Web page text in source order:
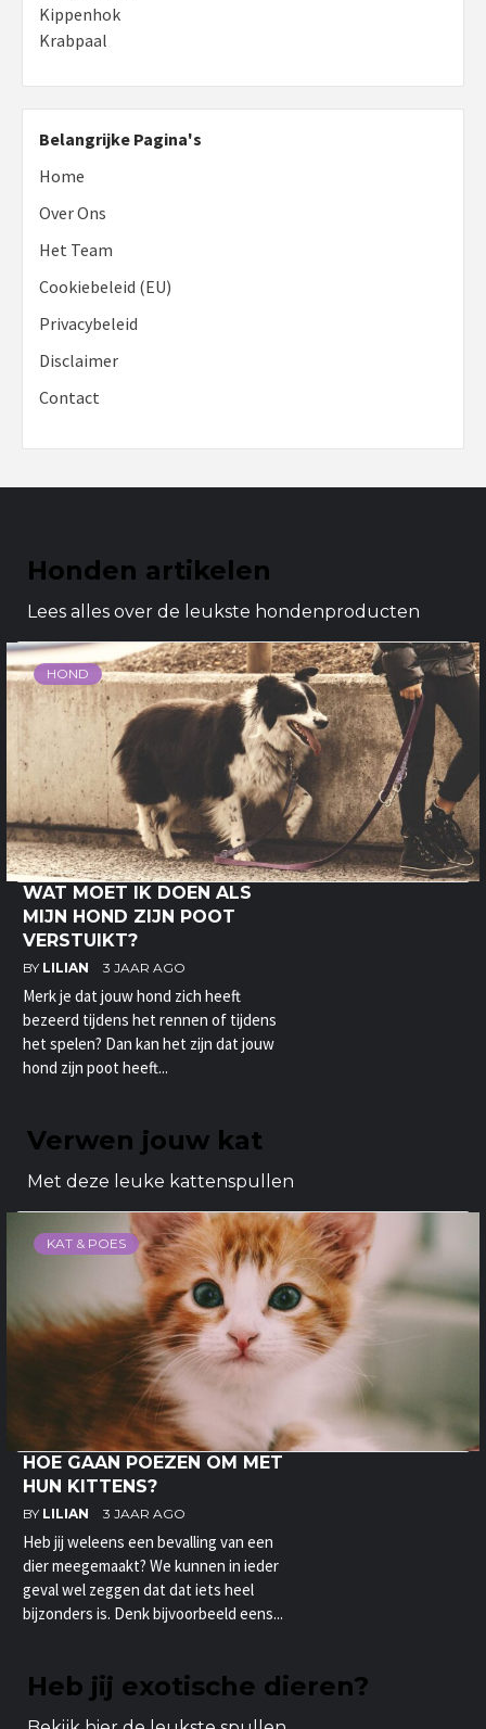
Kippenhok
Krabpaal
Belangrijke Pagina's
Home
Over Ons
Het Team
Cookiebeleid (EU)
Privacybeleid
Disclaimer
Contact
Honden artikelen
Lees alles over de leukste hondenproducten
HOND
WAT MOET IK DOEN ALS
MIJN HOND ZIJN POOT
VERSTUIKT?
BY LILIAN 3 JAAR AGO
Merk je dat jouw hond zich heeft
bezeerd tijdens het rennen of tijdens
het spelen? Dan kan het zijn dat jouw
hond zijn poot heeft...
Verwen jouw kat
Met deze leuke kattenspullen
KAT & POES
HOE GAAN POEZEN OM MET
HUN KITTENS?
BY LILIAN 3 JAAR AGO
Heb jij weleens een bevalling van een
dier meegemaakt? We kunnen in ieder
geval wel zeggen dat dat iets heel
bijzonders is. Denk bijvoorbeeld eens...
Heb jij exotische dieren?